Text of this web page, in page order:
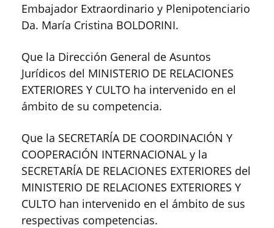
Embajador Extraordinario y Plenipotenciario
Da. María Cristina BOLDORINI.
Que la Dirección General de Asuntos
Jurídicos del MINISTERIO DE RELACIONES
EXTERIORES Y CULTO ha intervenido en el
ámbito de su competencia.
Que la SECRETARÍA DE COORDINACIÓN Y
COOPERACIÓN INTERNACIONAL y la
SECRETARÍA DE RELACIONES EXTERIORES del
MINISTERIO DE RELACIONES EXTERIORES Y
CULTO han intervenido en el ámbito de sus
respectivas competencias.